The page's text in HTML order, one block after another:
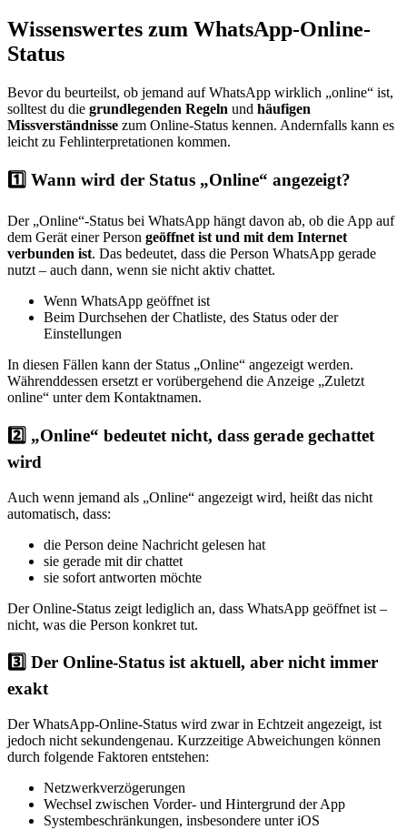
Wissenswertes zum WhatsApp-Online-
Status
Bevor du beurteilst, ob jemand auf WhatsApp wirklich „online“ ist,
solltest du die grundlegenden Regeln und häufigen
Missverständnisse zum Online-Status kennen. Andernfalls kann es
leicht zu Fehlinterpretationen kommen.
1️⃣ Wann wird der Status „Online“ angezeigt?
Der „Online“-Status bei WhatsApp hängt davon ab, ob die App auf
dem Gerät einer Person geöffnet ist und mit dem Internet
verbunden ist. Das bedeutet, dass die Person WhatsApp gerade
nutzt – auch dann, wenn sie nicht aktiv chattet.
Wenn WhatsApp geöffnet ist
Beim Durchsehen der Chatliste, des Status oder der
Einstellungen
In diesen Fällen kann der Status „Online“ angezeigt werden.
Währenddessen ersetzt er vorübergehend die Anzeige „Zuletzt
online“ unter dem Kontaktnamen.
2️⃣ „Online“ bedeutet nicht, dass gerade gechattet
wird
Auch wenn jemand als „Online“ angezeigt wird, heißt das nicht
automatisch, dass:
die Person deine Nachricht gelesen hat
sie gerade mit dir chattet
sie sofort antworten möchte
Der Online-Status zeigt lediglich an, dass WhatsApp geöffnet ist –
nicht, was die Person konkret tut.
3️⃣ Der Online-Status ist aktuell, aber nicht immer
exakt
Der WhatsApp-Online-Status wird zwar in Echtzeit angezeigt, ist
jedoch nicht sekundengenau. Kurzzeitige Abweichungen können
durch folgende Faktoren entstehen:
Netzwerkverzögerungen
Wechsel zwischen Vorder- und Hintergrund der App
Systembeschränkungen, insbesondere unter iOS